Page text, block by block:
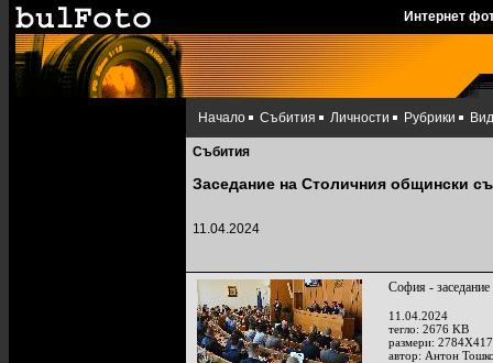
Интернет
Начало Събития Личности Рубрики
Събития
Заседание на Столичния общински
11.04.2024
София -
11.04.2024
тегло: 2676 KB
размери:
автор: Антон